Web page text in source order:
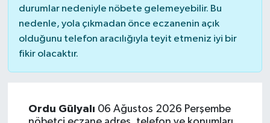
durumlar nedeniyle nöbete gelemeyebilir. Bu
nedenle, yola çıkmadan önce eczanenin açık
olduğunu telefon aracılığıyla teyit etmeniz iyi bir
fikir olacaktır.
Ordu Gülyalı 06 Ağustos 2026 Perşembe